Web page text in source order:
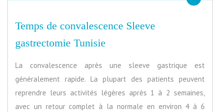
Temps de convalescence Sleeve
gastrectomie Tunisie
La convalescence après une sleeve gastrique est
généralement rapide. La plupart des patients peuvent
reprendre leurs activités légères après 1 à 2 semaines,
avec un retour complet à la normale en environ 4 à 6